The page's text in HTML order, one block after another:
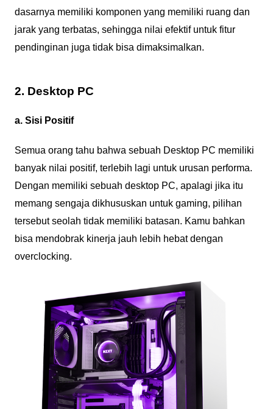
dasarnya memiliki komponen yang memiliki ruang dan
jarak yang terbatas, sehingga nilai efektif untuk fitur
pendinginan juga tidak bisa dimaksimalkan.
2. Desktop PC
a. Sisi Positif
Semua orang tahu bahwa sebuah Desktop PC memiliki
banyak nilai positif, terlebih lagi untuk urusan performa.
Dengan memiliki sebuah desktop PC, apalagi jika itu
memang sengaja dikhususkan untuk gaming, pilihan
tersebut seolah tidak memiliki batasan. Kamu bahkan
bisa mendobrak kinerja jauh lebih hebat dengan
overclocking.